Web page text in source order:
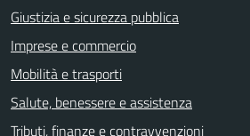
Giustizia e sicurezza pubblica
Imprese e commercio
Mobilità e trasporti
Salute, benessere e assistenza
Tributi, finanze e contravvenzioni